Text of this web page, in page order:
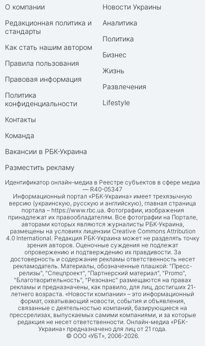
О компании
Редакционная политика и
стандарты
Как стать нашим автором
Правила пользования
Правовая информация
Политика
конфиденциальности
Контакты
Команда
Вакансии в РБК-Украина
Разместить рекламу
Новости Украины
Аналитика
Политика
Бизнес
Жизнь
Развлечения
Lifestyle
Идентификатор онлайн-медиа в Реестре субъектов в сфере медиа
— R40-05347
Информационный портал «РБК-Украина» имеет трехязычную
версию (украинскую, русскую и английскую), главная страница
портала – https://www.rbc.ua. Фотографии, изображения
принадлежат их правообладателям. Все фотографии на Портале,
авторами которых являются журналисты РБК-Украина,
размещены на условиях лицензии Creative Commons Attribution
4.0 International. Редакция РБК-Украина может не разделять точку
зрения авторов. Оценочные суждения не подлежат
опровержению и подтверждению их правдивости. За
достоверность и содержание рекламы ответственность несет
рекламодатель. Материалы, обозначенные плашкой: "Пресс-
релизы", "Спецпроект", "Партнерский материал", "Promo",
"Благотворительность", "Резонанс" размещаются на правах
рекламы и предназначены, как правило, для лиц, достигших 21-
летнего возраста. «Новости компании» – это информационный
формат, охватывающий новости, события и объявления,
связанные с деятельностью компаний, базирующиеся на
прессрелизах, выпускаемых самими компаниями, и за которые
редакция не несет ответственности. Онлайн-медиа «РБК-
Украина» предназначено для лиц от 21 года.
© ООО «УБТ», 2006-2026.